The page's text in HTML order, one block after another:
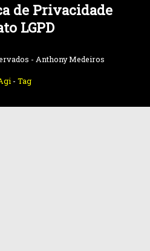
de Privacidade
LGPD
- Anthony Medeiros
- Tag